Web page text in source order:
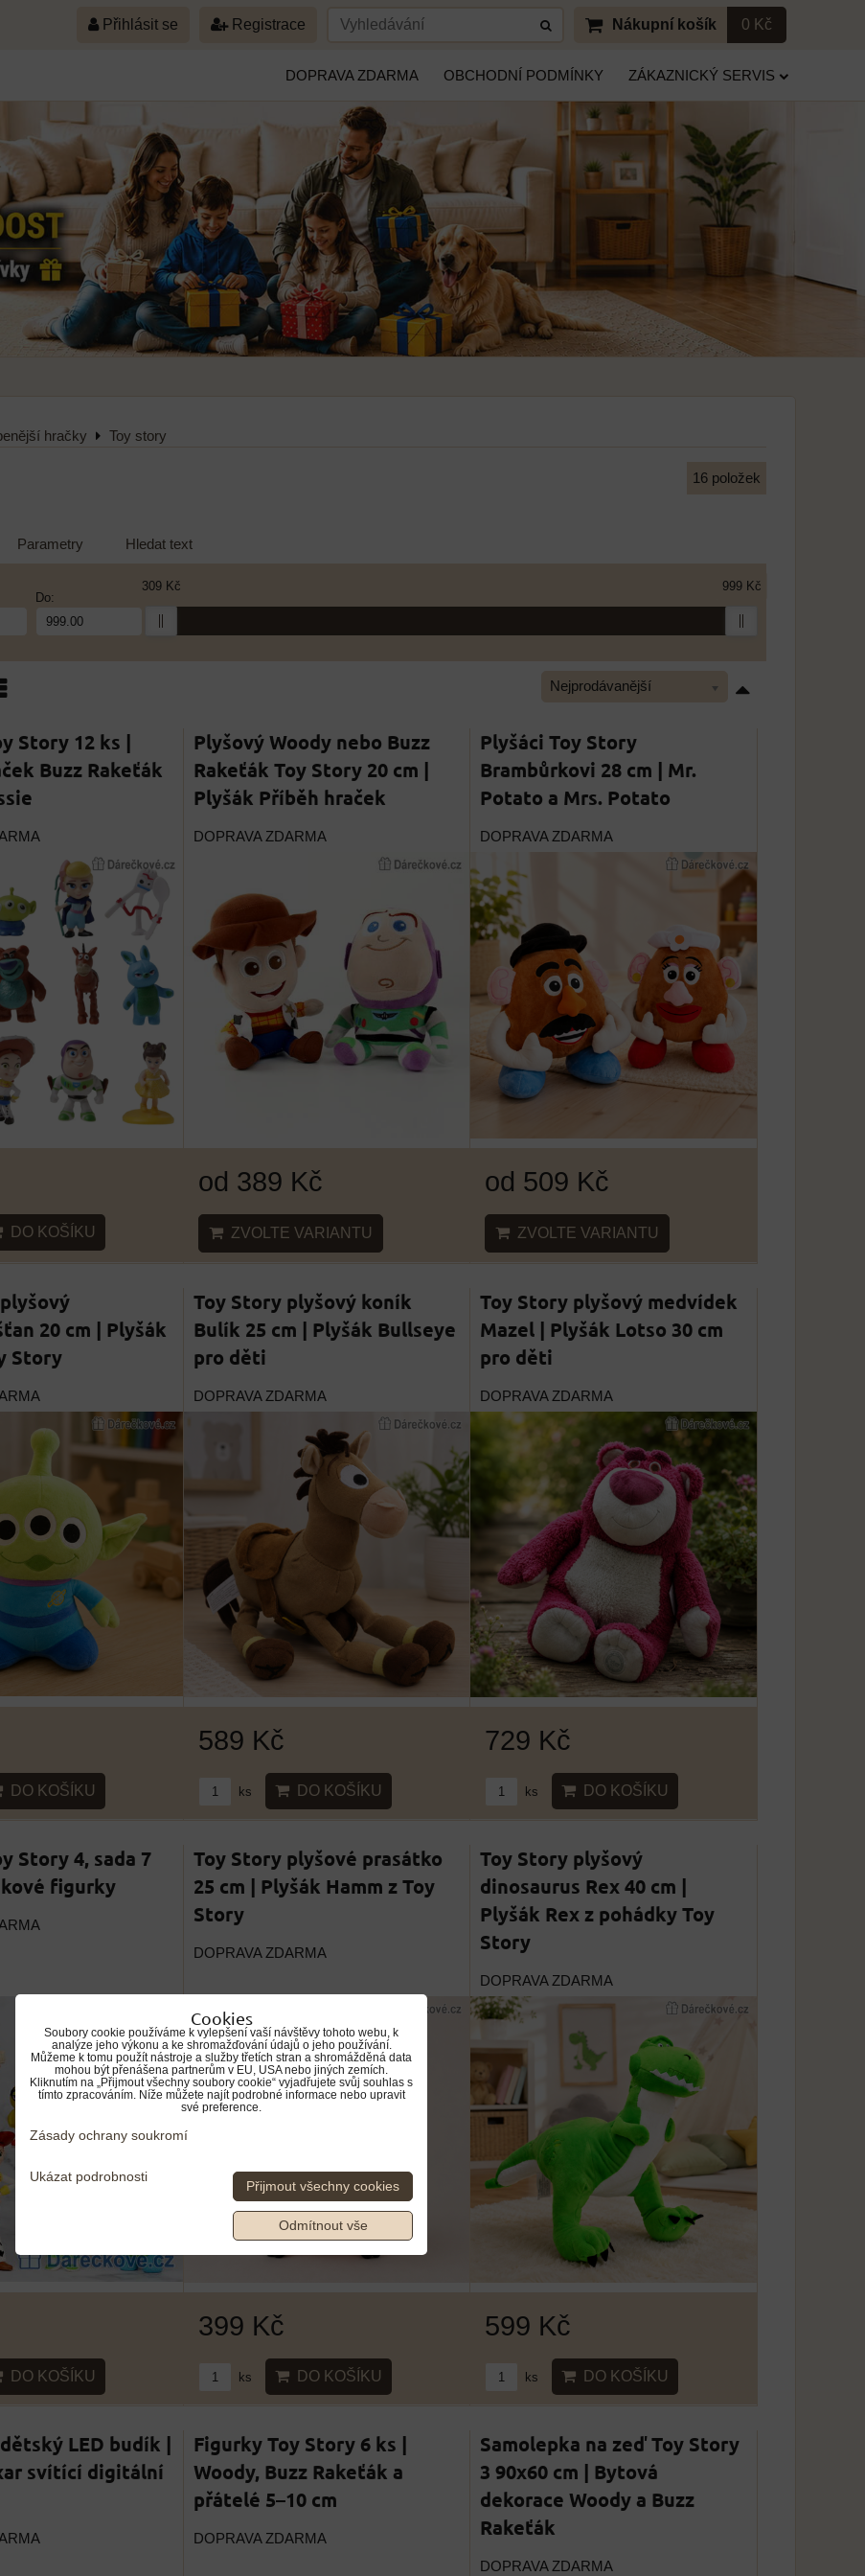
Přihlásit se Registrace Nákupní košík 0 Kč
DOPRAVA ZDARMA OBCHODNÍ PODMÍNKY ZÁKAZNICKÝ SERVIS
hračky Toy story
16 položek
Parametry Hledat text
Do:
309 Kč 999 Kč
Nejprodávanější
Story 12 ks |
Buzz Rakeťák
DO KOŠÍKU
Plyšový Woody nebo Buzz
Rakeťák Toy Story 20 cm |
Plyšák Příběh hraček
DOPRAVA ZDARMA
od 389 Kč
ZVOLTE VARIANTU
Plyšáci Toy Story
Brambůrkovi 28 cm | Mr.
Potato a Mrs. Potato
DOPRAVA ZDARMA
od 509 Kč
ZVOLTE VARIANTU
20 cm | Plyšák
Story
DO KOŠÍKU
Toy Story plyšový koník
Bulík 25 cm | Plyšák Bullseye
pro děti
DOPRAVA ZDARMA
589 Kč
ks DO KOŠÍKU
Toy Story plyšový medvídek
Mazel | Plyšák Lotso 30 cm
pro děti
DOPRAVA ZDARMA
729 Kč
ks DO KOŠÍKU
Story 4, sada 7
figurky
DO KOŠÍKU
Toy Story plyšové prasátko
25 cm | Plyšák Hamm z Toy
Story
DOPRAVA ZDARMA
399 Kč
ks DO KOŠÍKU
Toy Story plyšový
dinosaurus Rex 40 cm |
Plyšák Rex z pohádky Toy
Story
DOPRAVA ZDARMA
599 Kč
ks DO KOŠÍKU
LED budík |
svítící digitální
Figurky Toy Story 6 ks |
Woody, Buzz Rakeťák a
přátelé 5–10 cm
DOPRAVA ZDARMA
Samolepka na zeď Toy Story
3 90x60 cm | Bytová
dekorace Woody a Buzz
Rakeťák
DOPRAVA ZDARMA
Cookies
Soubory cookie používáme k vylepšení vaší návštěvy tohoto webu, k
analýze jeho výkonu a ke shromažďování údajů o jeho používání.
Můžeme k tomu použít nástroje a služby třetích stran a shromážděná data
mohou být přenášena partnerům v EU, USA nebo jiných zemích.
Kliknutím na „Přijmout všechny soubory cookie“ vyjadřujete svůj souhlas s
tímto zpracováním. Níže můžete najít podrobné informace nebo upravit
své preference.
Zásady ochrany soukromí
Ukázat podrobnosti
Přijmout všechny cookies
Odmítnout vše